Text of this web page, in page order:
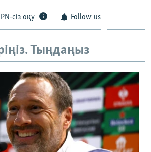
сіз оқу Follow us
Тыңдаңыз